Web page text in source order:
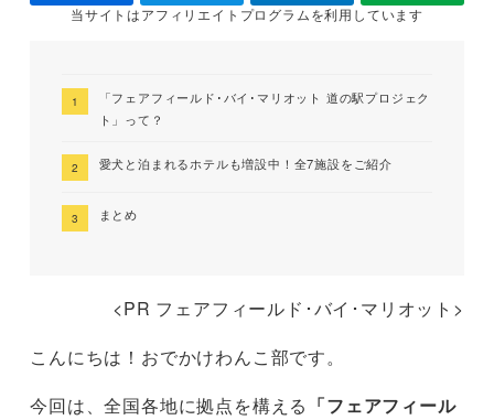
当サイトはアフィリエイトプログラムを利用しています
「フェアフィールド･バイ･マリオット 道の駅プロジェク
ト」って？
愛犬と泊まれるホテルも増設中！全7施設をご紹介
まとめ
<PR フェアフィールド･バイ･マリオット>
こんにちは！おでかけわんこ部です。
今回は、全国各地に拠点を構える 「フェアフィール